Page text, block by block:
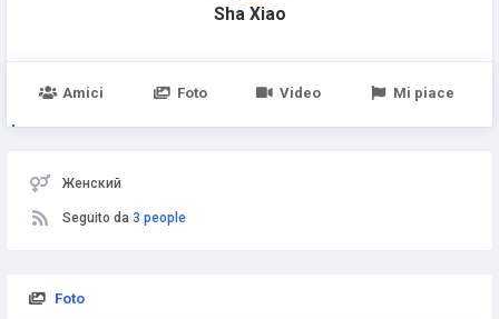
Sha Xiao
Amici Foto Video Mi piace
Женский
Seguito da 3 people
Foto